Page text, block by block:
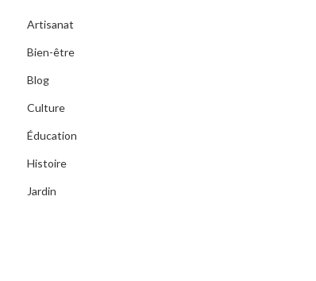
Artisanat
Bien-être
Blog
Culture
Éducation
Histoire
Jardin